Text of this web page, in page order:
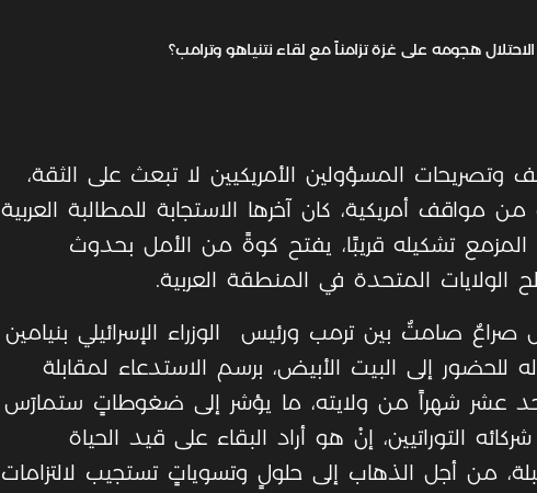
وتصريحات المسؤولين الأمريكيين لا تبعث على الثقة،
من مواقف أمريكية، كان آخرها الاستجابة للمطالبة العربية
المزمع تشكيله قريبًا، يفتح كوةً من الأمل بحدوث
المتحدة في المنطقة العربية.
صراعٌ صامتٌ بين ترمب ورئيس الوزراء الإسرائيلي بنيامين
للحضور إلى البيت الأبيض، برسم الاستدعاء لمقابلة
عشر شهراً من ولايته، ما يؤشر إلى ضغوطاتٍ ستمارَس
التوراتيين، إنْ هو أراد البقاء على قيد الحياة
من أجل الذهاب إلى حلولٍ وتسوياتٍ تستجيب لالتزامات